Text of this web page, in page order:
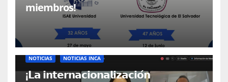
miembros!
NOTICIAS NOTICIAS INCA
¡𝗟𝗮 𝗶𝗻𝘁𝗲𝗿𝗻𝗮𝗰𝗶𝗼𝗻𝗮𝗹𝗶𝘇𝗮𝗰𝗶𝗼́𝗻